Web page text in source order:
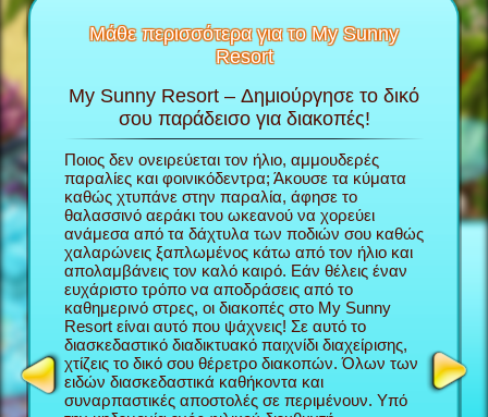
Μάθε περισσότερα για το My Sunny
Resort
My
θα
My Sunny Resort – Δημιούργησε το δικό
σου παράδεισο για διακοπές!
Ποιος δεν ονειρεύεται τον ήλιο, αμμουδερές
παραλίες και φοινικόδεντρα; Άκουσε τα κύματα
καθώς χτυπάνε στην παραλία, άφησε το
θαλασσινό αεράκι του ωκεανού να χορεύει
ανάμεσα από τα δάχτυλα των ποδιών σου καθώς
χαλαρώνεις ξαπλωμένος κάτω από τον ήλιο και
απολαμβάνεις τον καλό καιρό. Εάν θέλεις έναν
ευχάριστο τρόπο να αποδράσεις από το
καθημερινό στρες, οι διακοπές στο My Sunny
Resort είναι αυτό που ψάχνεις! Σε αυτό το
διασκεδαστικό διαδικτυακό παιχνίδι διαχείρισης,
χτίζεις το δικό σου θέρετρο διακοπών. Όλων των
ειδών διασκεδαστικά καθήκοντα και
συναρπαστικές αποστολές σε περιμένουν. Υπό
Στο
My